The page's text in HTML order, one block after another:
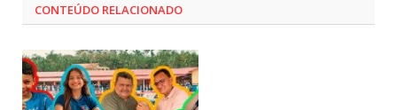
CONTEÚDO RELACIONADO